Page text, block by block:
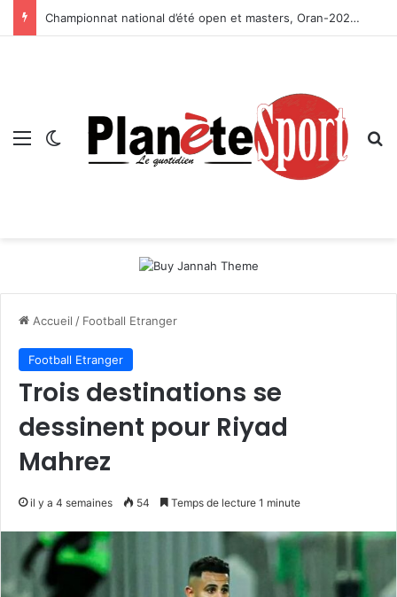
Championnat national d’été open et masters, Oran-2026 — Le CRB s’adjuge le titre
Menu Switch skin
Accueil / Football Etranger
Football Etranger
Trois destinations se
dessinent pour Riyad
Mahrez
il y a 4 semaines 54 Temps de lecture 1 minute